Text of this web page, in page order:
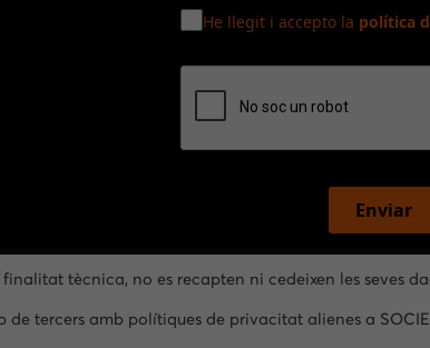
He llegit i accepto la política
Enviar
Avís legal–Privacitat–Cookies
tècnica, no es recapten ni cedeixen les seves
tercers amb polítiques de privacitat alienes a